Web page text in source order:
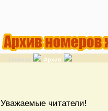
Главная Архив
Уважаемые читатели!